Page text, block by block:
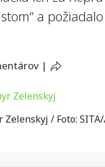
a požiadalo
|
/ Foto: